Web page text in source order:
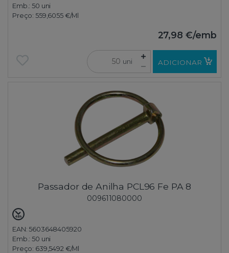
Emb.:50 uni
Preço: 559,6055 €/Ml
27,98 €/emb
uni ADICIONAR
Passador de Anilha PCL96 Fe PA 8
009611080000
EAN: 5603648405920
Emb.:50 uni
Preço: 639,5492 €/Ml